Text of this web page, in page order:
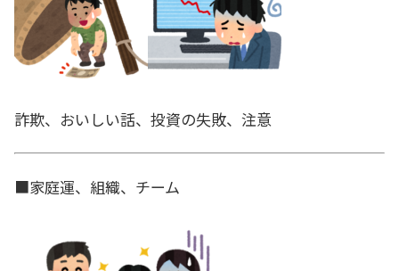
詐欺、おいしい話、投資の失敗、注意
■家庭運、組織、チーム